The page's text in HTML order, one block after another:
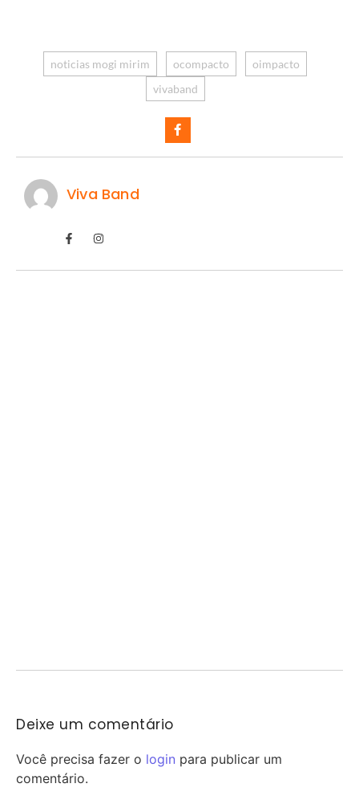
noticias mogi mirim ocompacto
oimpacto
vivaband
Viva Band
Deixe um comentário
Você precisa fazer o login para publicar um
comentário.